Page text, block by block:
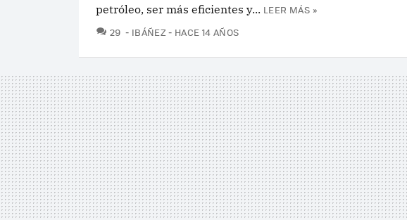
petróleo, ser más eficientes y... LEER MÁS »
29 COMENTARIOS
IBÁÑEZ HACE 14 AÑOS